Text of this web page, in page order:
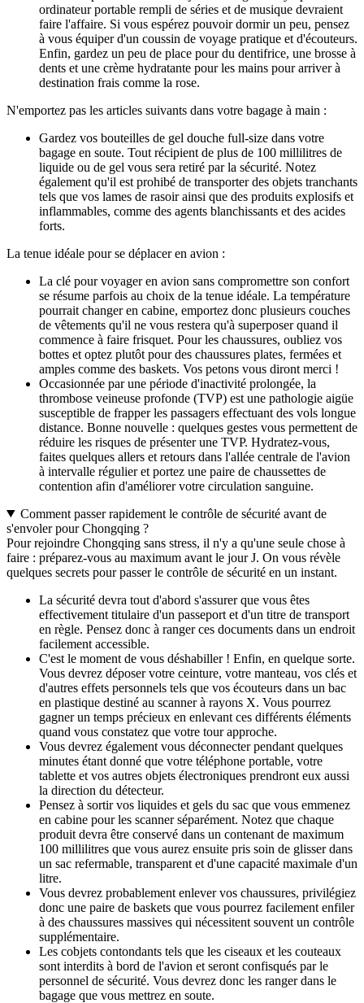
ordinateur portable rempli de séries et de musique devraient
faire l'affaire. Si vous espérez pouvoir dormir un peu, pensez
à vous équiper d'un coussin de voyage pratique et d'écouteurs.
Enfin, gardez un peu de place pour du dentifrice, une brosse à
dents et une crème hydratante pour les mains pour arriver à
destination frais comme la rose.
N'emportez pas les articles suivants dans votre bagage à main :
Gardez vos bouteilles de gel douche full-size dans votre
bagage en soute. Tout récipient de plus de 100 millilitres de
liquide ou de gel vous sera retiré par la sécurité. Notez
également qu'il est prohibé de transporter des objets tranchants
tels que vos lames de rasoir ainsi que des produits explosifs et
inflammables, comme des agents blanchissants et des acides
forts.
La tenue idéale pour se déplacer en avion :
La clé pour voyager en avion sans compromettre son confort
se résume parfois au choix de la tenue idéale. La température
pourrait changer en cabine, emportez donc plusieurs couches
de vêtements qu'il ne vous restera qu'à superposer quand il
commence à faire frisquet. Pour les chaussures, oubliez vos
bottes et optez plutôt pour des chaussures plates, fermées et
amples comme des baskets. Vos petons vous diront merci !
Occasionnée par une période d'inactivité prolongée, la
thrombose veineuse profonde (TVP) est une pathologie aigüe
susceptible de frapper les passagers effectuant des vols longue
distance. Bonne nouvelle : quelques gestes vous permettent de
réduire les risques de présenter une TVP. Hydratez-vous,
faites quelques allers et retours dans l'allée centrale de l'avion
à intervalle régulier et portez une paire de chaussettes de
contention afin d'améliorer votre circulation sanguine.
Comment passer rapidement le contrôle de sécurité avant de
s'envoler pour Chongqing ?
Pour rejoindre Chongqing sans stress, il n'y a qu'une seule chose à
faire : préparez-vous au maximum avant le jour J. On vous révèle
quelques secrets pour passer le contrôle de sécurité en un instant.
La sécurité devra tout d'abord s'assurer que vous êtes
effectivement titulaire d'un passeport et d'un titre de transport
en règle. Pensez donc à ranger ces documents dans un endroit
facilement accessible.
C'est le moment de vous déshabiller ! Enfin, en quelque sorte.
Vous devrez déposer votre ceinture, votre manteau, vos clés et
d'autres effets personnels tels que vos écouteurs dans un bac
en plastique destiné au scanner à rayons X. Vous pourrez
gagner un temps précieux en enlevant ces différents éléments
quand vous constatez que votre tour approche.
Vous devrez également vous déconnecter pendant quelques
minutes étant donné que votre téléphone portable, votre
tablette et vos autres objets électroniques prendront eux aussi
la direction du détecteur.
Pensez à sortir vos liquides et gels du sac que vous emmenez
en cabine pour les scanner séparément. Notez que chaque
produit devra être conservé dans un contenant de maximum
100 millilitres que vous aurez ensuite pris soin de glisser dans
un sac refermable, transparent et d'une capacité maximale d'un
litre.
Vous devrez probablement enlever vos chaussures, privilégiez
donc une paire de baskets que vous pourrez facilement enfiler
à des chaussures massives qui nécessitent souvent un contrôle
supplémentaire.
Les cobjets contondants tels que les ciseaux et les couteaux
sont interdits à bord de l'avion et seront confisqués par le
personnel de sécurité. Vous devrez donc les ranger dans le
bagage que vous mettrez en soute.